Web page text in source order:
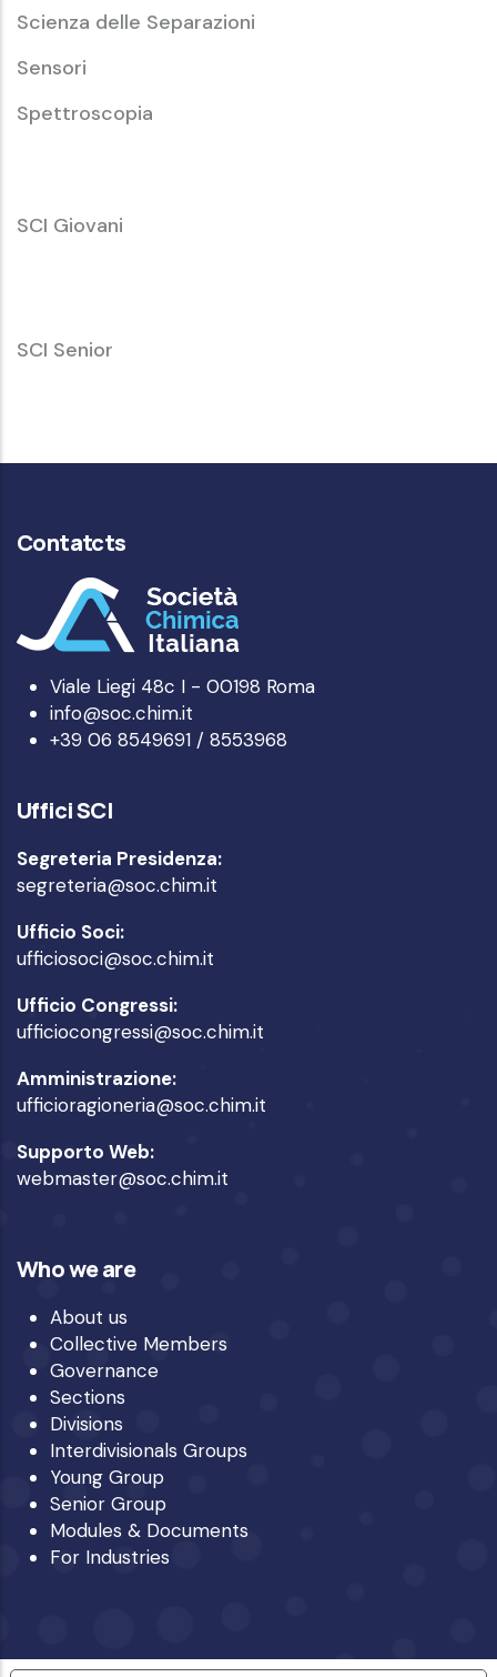
Scienza delle Separazioni
Sensori
Spettroscopia
SCI
Giovani
SCI Giovani
SCI
Senior
SCI Senior
Contatcts
Viale Liegi 48c I - 00198 Roma
info@soc.chim.it
+39 06 8549691 / 8553968
Uffici SCI
Segreteria Presidenza:
segreteria@soc.chim.it
Ufficio Soci:
ufficiosoci@soc.chim.it
Ufficio Congressi:
ufficiocongressi@soc.chim.it
Amministrazione:
ufficioragioneria@soc.chim.it
Supporto Web:
webmaster@soc.chim.it
Who we are
About us
Collective Members
Governance
Sections
Divisions
Interdivisionals Groups
Young Group
Senior Group
Modules & Documents
For Industries